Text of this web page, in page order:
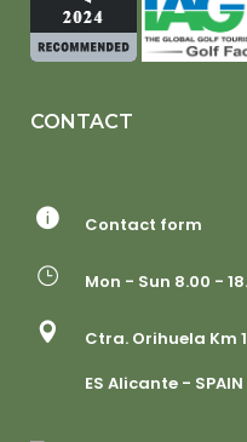
CONTACT
Contact form
Mon - Sun 8.00 -
Ctra. Orihuela Km
ES Alicante - SPAIN